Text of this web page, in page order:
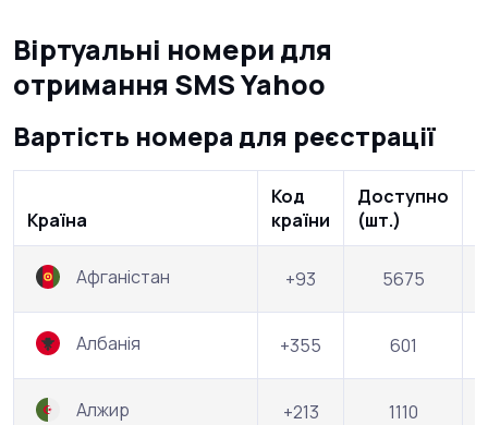
Віртуальні номери для
отримання SMS Yahoo
Вартість номера для реєстрації
Країна
Код
країни
Доступно
(шт.)
Афганістан +93 5675
Албанія +355 601
Алжир +213 1110